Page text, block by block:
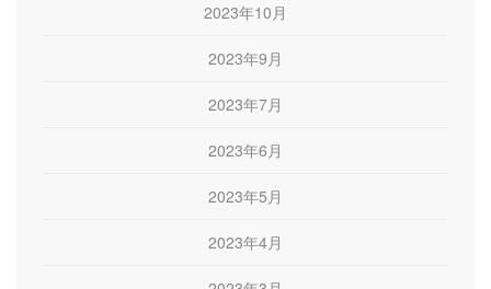
2023年10月
2023年9月
2023年7月
2023年6月
2023年5月
2023年4月